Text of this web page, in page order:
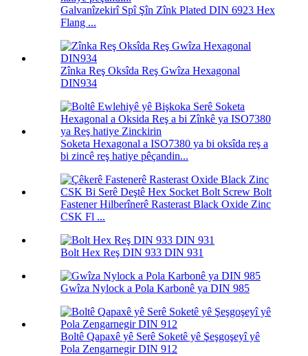
Galvanîzekirî Spî Şîn Zînk Plated DIN 6923 Hex
Flang ...
Zînka Reş Oksîda Reş Gwîza Hexagonal
DIN934
Soketa Hexagonal a ISO7380 ya bi oksîda reş a
bi zincê reş hatiye pêçandin...
Fastener Hilberînerê Rasterast Black Oxide Zinc
CSK Fl ...
Bolt Hex Reş DIN 933 DIN 931
Gwîza Nylock a Pola Karbonê ya DIN 985
Boltê Qapaxê yê Serê Soketê yê Şeşgoşeyî yê
Pola Zengarnegir DIN 912